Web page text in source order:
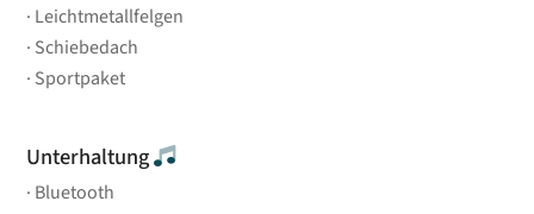
Leichtmetallfelgen
Schiebedach
Sportpaket
Unterhaltung
Bluetooth